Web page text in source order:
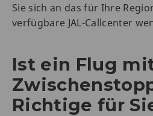
Sie sich an das für Ihre
verfügbare JAL-Callcenter
Ist ein Flug
Richtige für